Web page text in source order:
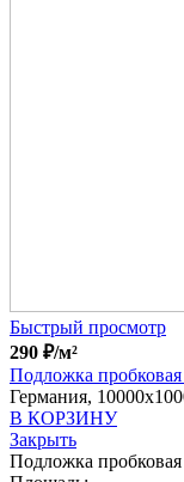
Быстрый просмотр
290 ₽/м²
Подложка
Германия,
В КОРЗИНУ
Закрыть
Подложка